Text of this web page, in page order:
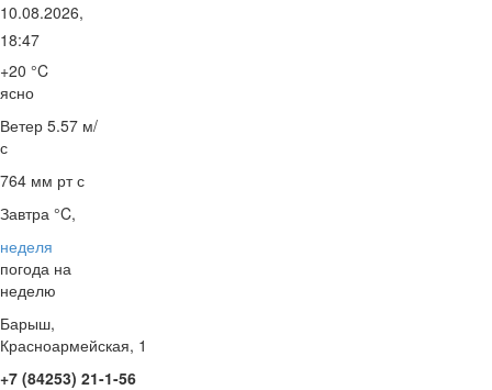
10.08.2026,
18:47
+20 °C
ясно
Ветер 5.57 м/
с
764 мм рт с
Завтра °C,
неделя
погода на
неделю
Барыш,
Красноармейская, 1
+7 (84253) 21-1-56